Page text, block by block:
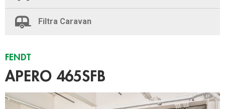
Filtra Caravan
FENDT
APERO 465SFB